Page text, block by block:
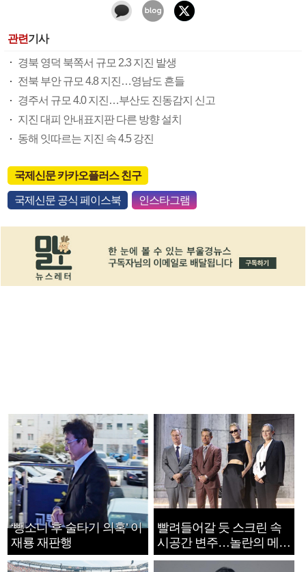
관련기사
경북 영덕 북쪽서 규모 2.3 지진 발생
전북 부안 규모 4.8 지진…영남도 흔들
경주서 규모 4.0 지진…부산도 진동감지 신고
지진 대피 안내표지판 다른 방향 설치
동해 잇따르는 지진 속 4.5 강진
국제신문 카카오플러스 친구
국제신문 공식 페이스북 인스타그램
‘뺑소니 후 술타기 의혹’ 이
재룡 재판행
빨려들어갈 듯 스크린 속
시공간 변주…놀란의 메시
지는 ‘전쟁 속죄’